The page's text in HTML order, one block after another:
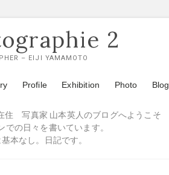
2
– EIJI YAMAMOTO
Profile Exhibition Photo Blog
住 写真家 山本英人のブログへようこそ
での日々を書いています。
本なし。日記です。